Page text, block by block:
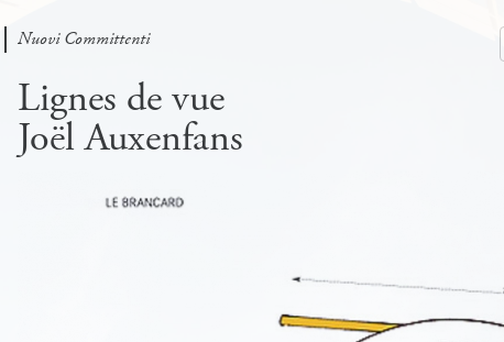
Nuovi Committenti
Nuevos Comanditarios
Lignes de vue
Joël Auxenfans